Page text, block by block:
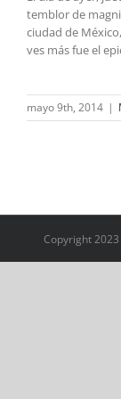
temblor de
ciudad de
ves más fue el
mayo 9th, 2014 |
Copyright